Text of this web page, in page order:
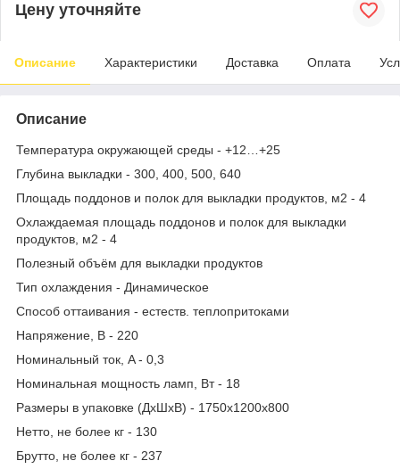
Цену уточняйте
Описание Характеристики Доставка Оплата
Описание
Температура окружающей среды - +12…+25
Глубина выкладки - 300, 400, 500, 640
Площадь поддонов и полок для выкладки продуктов, м2 - 4
Охлаждаемая площадь поддонов и полок для выкладки
продуктов, м2 - 4
Полезный объём для выкладки продуктов
Тип охлаждения - Динамическое
Способ оттаивания - естеств. теплопритоками
Напряжение, В - 220
Номинальный ток, A - 0,3
Номинальная мощность ламп, Вт - 18
Размеры в упаковке (ДхШхВ) - 1750x1200x800
Нетто, не более кг - 130
Брутто, не более кг - 237